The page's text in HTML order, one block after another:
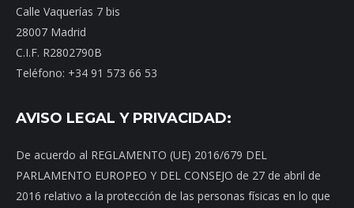
Calle Vaquerías 7 bis
28007 Madrid
C.I.F. R2802790B
Teléfono: +34 91 573 66 53
AVISO LEGAL Y PRIVACIDAD:
De acuerdo al REGLAMENTO (UE) 2016/679 DEL
PARLAMENTO EUROPEO Y DEL CONSEJO de 27 de abril de
2016 relativo a la protección de las personas físicas en lo que